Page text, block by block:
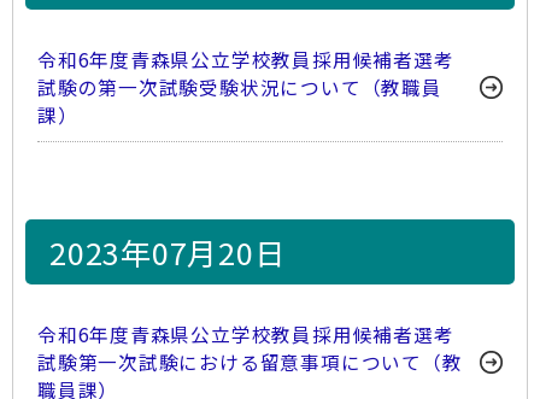
令和6年度青森県公立学校教員採用候補者選考
試験の第一次試験受験状況について（教職員
課）
2023年07月20日
令和6年度青森県公立学校教員採用候補者選考
試験第一次試験における留意事項について（教
職員課）